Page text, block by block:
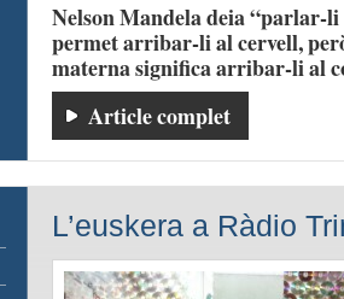
Nelson Mandela deia “parlar-li
permet arribar-li al cervell,
materna significa arribar-li al
Article complet
L’euskera a Ràdio